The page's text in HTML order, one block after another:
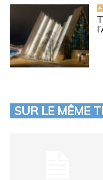
SUR LE MÊME